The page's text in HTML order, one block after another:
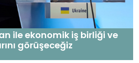
ile ekonomik iş birliği ve
görüşeceğiz